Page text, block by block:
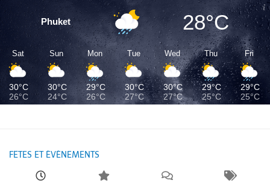
Phuket 28°C
Sat
30°C
26°C
Sun
30°C
24°C
Mon
29°C
26°C
Tue
30°C
27°C
Wed
30°C
27°C
Thu
29°C
25°C
Fri
29°C
25°C
FÊTES ET ÉVÉNEMENTS